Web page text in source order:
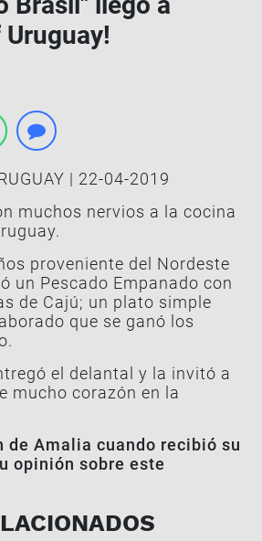
| 22-04-2019
muchos nervios a la cocina
proveniente del Nordeste
un Pescado Empanado con
de Cajú; un plato simple
que se ganó los
el delantal y la invitó a
mucho corazón en la
de Amalia cuando recibió su
opinión sobre este